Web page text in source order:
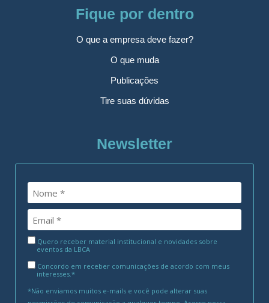
Fique por dentro
O que a empresa deve fazer?
O que muda
Publicações
Tire suas dúvidas
Newsletter
Quero receber material institucional e novidades sobre
eventos da LBCA
Concordo em receber comunicações de acordo com meus
interesses.*
*Não enviamos muitos e-mails e você pode alterar suas